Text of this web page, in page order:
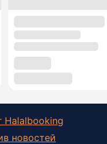
Halalbooking
новостей